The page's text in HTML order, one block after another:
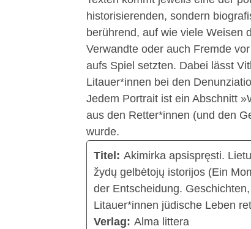
historisierenden, sondern
berührend, auf wie viele Weisen
Verwandte oder auch Fremde
aufs Spiel setzten. Dabei lässt
Litauer*innen bei den
Jedem Portrait ist ein Abschnitt
aus den Retter*innen (und den
wurde.
Titel: Akimirka apsispręsti.
žydų gelbėtojų istorijos (Ein
der Entscheidung.
Litauer*innen jüdische Leben
Verlag: Alma littera